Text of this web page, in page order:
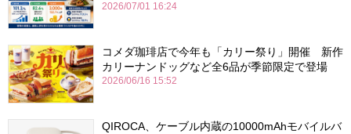
2026/07/01 16:24
コメダ珈琲店で今年も「カリー祭り」開催 新作
カリーナンドッグなど全6品が季節限定で登場
2026/06/16 15:52
QIROCA、ケーブル内蔵の10000mAhモバイルバ